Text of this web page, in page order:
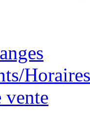
Horaires
vente